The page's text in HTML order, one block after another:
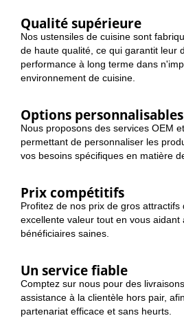
Qualité supérieure
Nos ustensiles de cuisine sont
de haute qualité, ce qui garantit leur
performance à long terme dans
environnement de cuisine.
Options personnalisables
Nous proposons des services OEM
permettant de personnaliser les
vos besoins spécifiques en matière
Prix compétitifs
Profitez de nos prix de gros
excellente valeur tout en vous
bénéficiaires saines.
Un service fiable
Comptez sur nous pour des
assistance à la clientèle hors pair,
partenariat efficace et sans heurts.